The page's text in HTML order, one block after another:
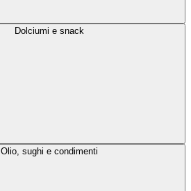
Dolciumi e snack
Olio, sughi e condimenti